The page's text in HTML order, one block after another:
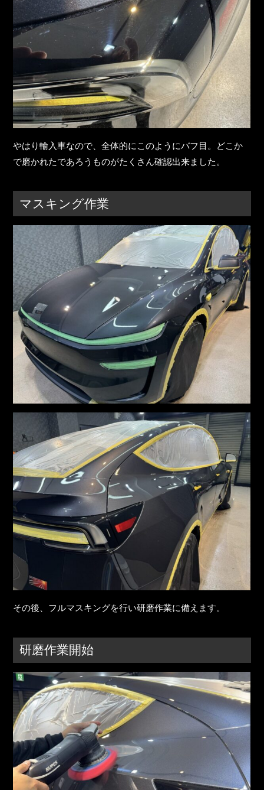
やはり輸入車なので、全体的にこのようにバフ目。どこか
で磨かれたであろうものがたくさん確認出来ました。
マスキング作業
その後、フルマスキングを行い研磨作業に備えます。
研磨作業開始